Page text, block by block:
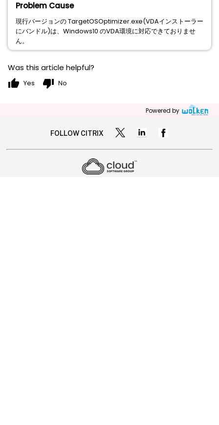
Problem Cause
現行バージョンの TargetOSOptimizer.exe(VDAインストーラー
にバンドル)は、Windows10 のVDA環境に対応できておりませ
ん。
Was this article helpful?
thumb_up Yes thumb_down No
Powered by